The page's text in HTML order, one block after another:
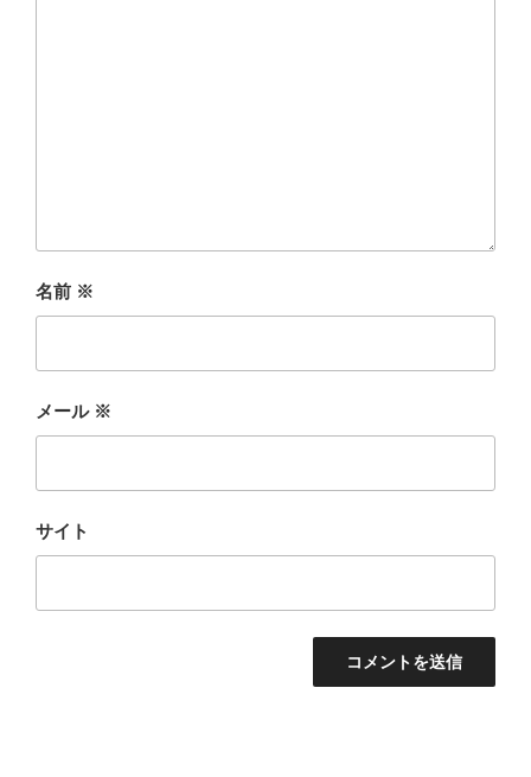
名前 ※
メール ※
サイト